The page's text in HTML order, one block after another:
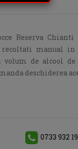
Reserva Chianti
manual in
volum de alcool de
deschiderea
0733 932